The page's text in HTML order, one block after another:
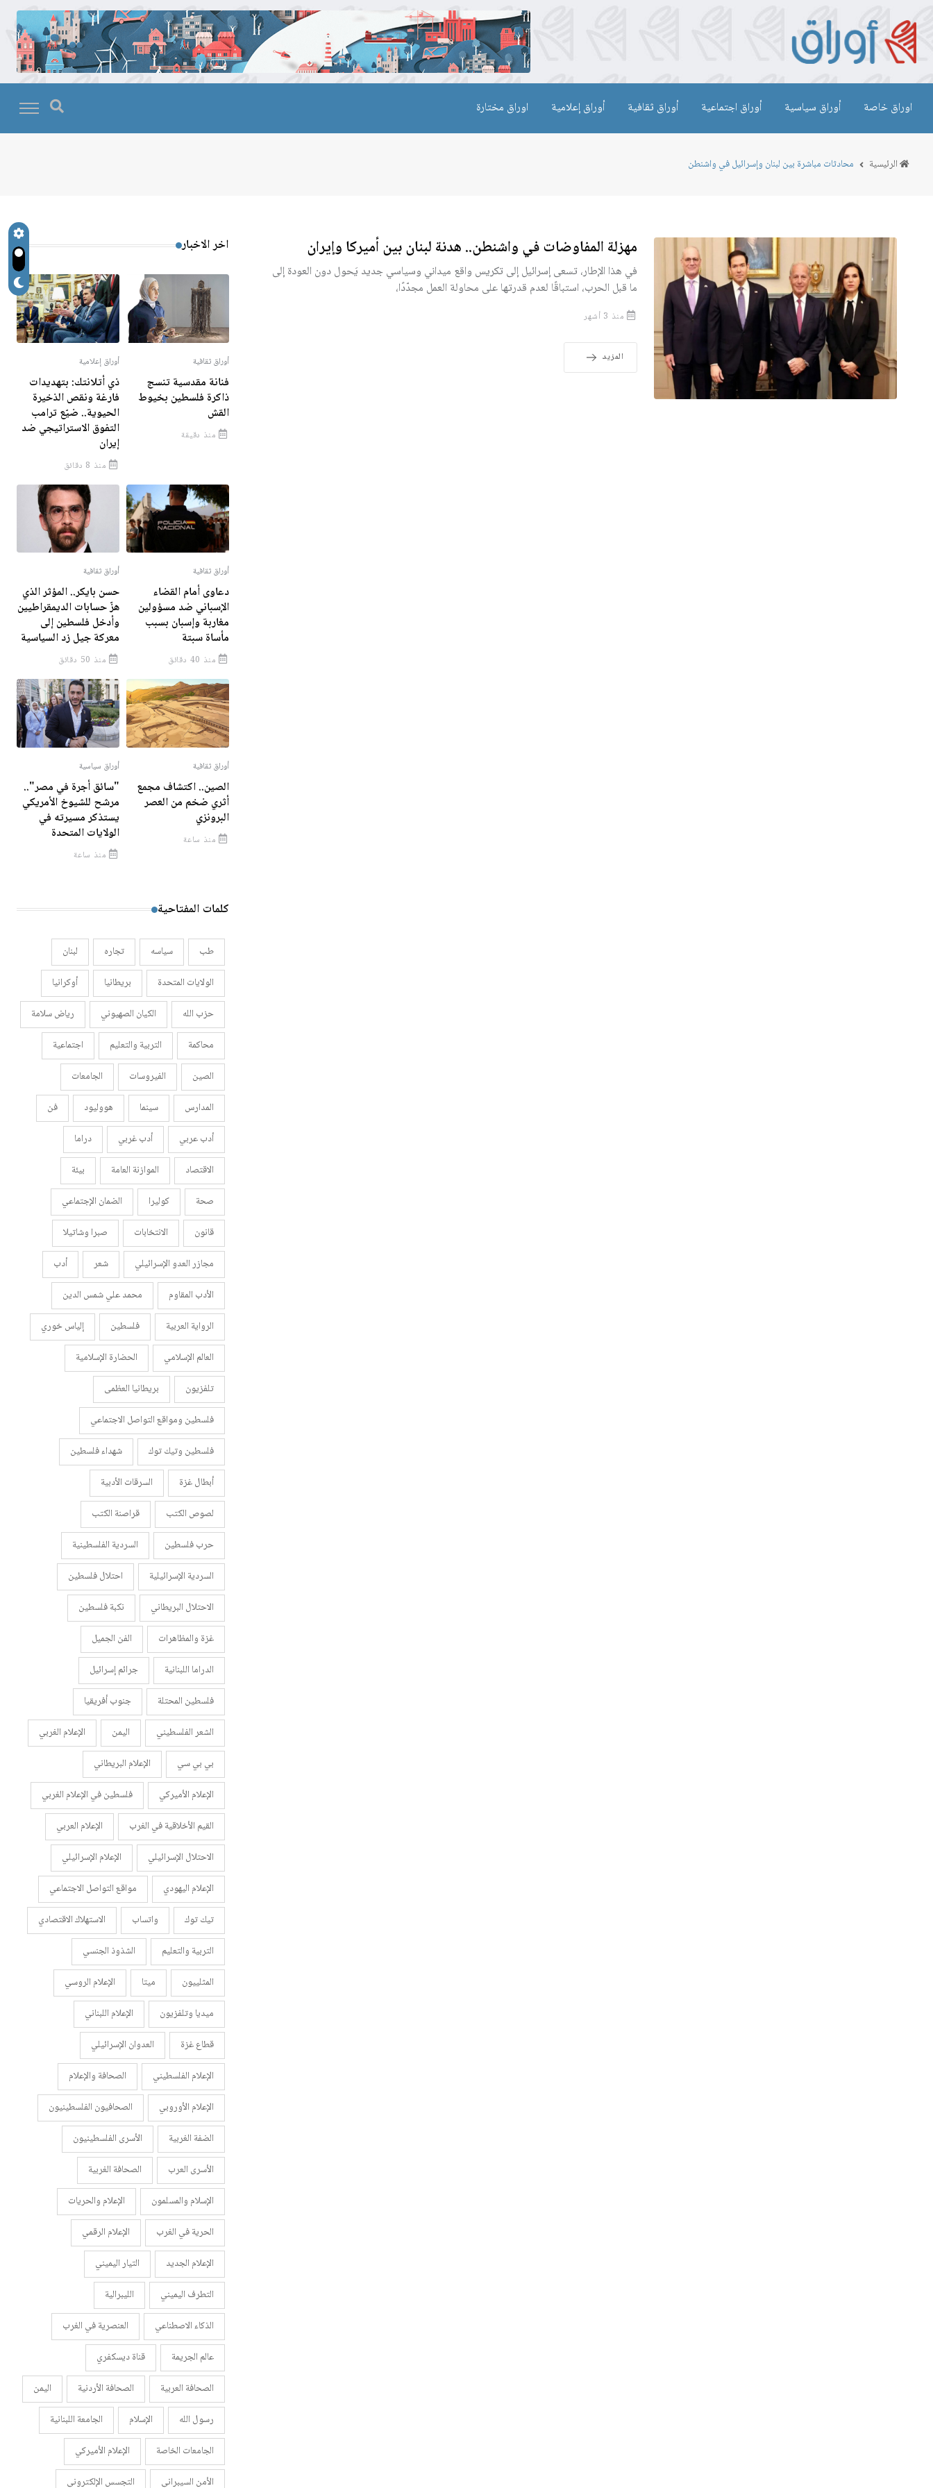
اوراق خاصة أوراق سياسية أوراق اجتماعية أوراق ثقافية أوراق إعلامية اوراق مختارة
الرئيسية محادثات مباشرة بين لبنان وإسرائيل في واشنطن
مهزلة المفاوضات في واشنطن.. هدنة لبنان بين أميركا وإيران
في هذا الإطار، تسعى إسرائيل إلى تكريس واقع ميداني وسياسي جديد يَحول دون العودة إلى
ما قبل الحرب، استباقًا لعدم قدرتها على محاولة العمل مجدّدًا،
منذ 3 أشهر
المزيد
اخر الاخبار
أوراق ثقافية
فنانة مقدسية تنسج
ذاكرة فلسطين بخيوط
القش
منذ دقيقة
أوراق إعلامية
ذي أتلانتك: بتهديدات
فارغة ونقص الذخيرة
الحيوية.. ضيّع ترامب
التفوق الاستراتيجي ضد
إيران
منذ 8 دقائق
أوراق ثقافية
دعاوى أمام القضاء
الإسباني ضد مسؤولين
مغاربة وإسبان بسبب
مأساة سبتة
منذ 40 دقائق
أوراق ثقافية
حسن بايكر.. المؤثر الذي
هزّ حسابات الديمقراطيين
وأدخل فلسطين إلى
معركة جيل زد السياسية
منذ 50 دقائق
أوراق ثقافية
الصين.. اكتشاف مجمع
أثري ضخم من العصر
البرونزي
منذ ساعة
أوراق سياسية
"سائق أجرة في مصر"..
مرشح للشيوخ الأمريكي
يستذكر مسيرته في
الولايات المتحدة
منذ ساعة
كلمات المفتاحية
طب سياسه تجاره
لبنان
الولايات المتحدة
بريطانيا
أوكرانيا
حزب الله
الكيان الصهيوني
رياض سلامة
محاكمة
التربية والتعليم
اجتماعية
الصين
الفيروسات
الجامعات
المدارس
سينما هووليود
فن
أدب عربي
أدب غربي
دراما
الاقتصاد
الموازنة العامة
بيئة
صحة
كوليرا
الضمان الإجتماعي
قانون
الانتخابات
صبرا وشاتيلا
مجازر العدو الإسرائيلي
شعر
أدب
الأدب المقاوم
محمد علي شمس الدين
الرواية العربية
فلسطين
إلياس خوري
العالم الإسلامي
الحضارة الإسلامية
تلفزيون
بريطانيا العظمى
فلسطين ومواقع التواصل الاجتماعي
فلسطين وتيك توك
شهداء فلسطين
أبطال غزة
السرقات الأدبية
لصوص الكتب
قراصنة الكتب
حرب فلسطين
السردية الفلسطينية
السردية الإسرائيلية
احتلال فلسطين
الاحتلال البريطاني
نكبة فلسطين
غزة والمظاهرات
الفن الجميل
الدراما اللبنانية
جرائم إسرائيل
فلسطين المحتلة
جنوب أفريقيا
الشعر الفلسطيني
اليمن
الإعلام الغربي
بي بي سي
الإعلام البريطاني
الإعلام الأميركي
فلسطين في الإعلام الغربي
القيم الأخلاقية في الغرب
الإعلام العربي
الاحتلال الإسرائيلي
الإعلام الإسرائيلي
الإعلام اليهودي
مواقع التواصل الاجتماعي
تيك توك
واتساب
الاستهلاك الاقتصادي
التربية والتعليم
الشذوذ الجنسي
المثلييون
ميتا
الإعلام الروسي
ميديا وتلفزيون
الإعلام اللبناني
قطاع غزة
العدوان الإسرائيلي
الإعلام الفلسطيني
الصحافة والإعلام
الإعلام الأوروبي
الصحافيون الفلسطينيون
الضفة الغربية
الأسرى الفلسطينيون
الأسرى العرب
الصحافة الغربية
الإسلام والمسلمون
الإعلام والحريات
الحرية في الغرب
الإعلام الرقمي
الإعلام الجديد
التيار اليميني
التطرف اليميني
الليبرالية
الذكاء الاصطناعي
العنصرية في الغرب
عالم الجريمة
قناة ديسكفري
الصحافة العربية
الصحافة الأردنية
اليمن
رسول الله
الإسلام
الجامعة اللبنانية
الجامعات الخاصة
الإعلام الأميركي
الأمن السيبراني
التجسس الإلكتروني